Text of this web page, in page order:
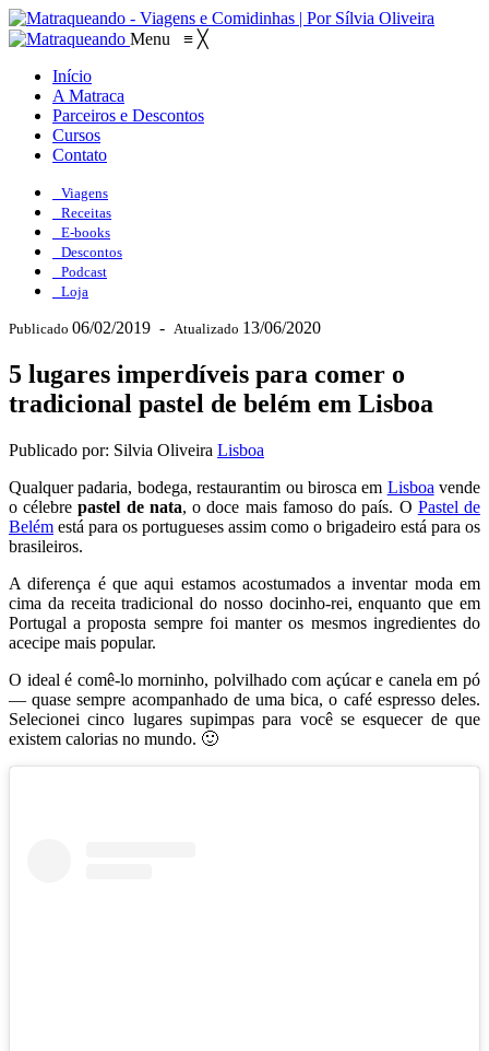
Menu ≡ ╳
Início
A Matraca
Parceiros e Descontos
Cursos
Contato
Viagens
Receitas
E-books
Descontos
Podcast
Loja
Publicado 06/02/2019 - Atualizado 13/06/2020
5 lugares imperdíveis para comer o
tradicional pastel de belém em Lisboa
Publicado por: Silvia Oliveira Lisboa
Qualquer padaria, bodega, restaurantim ou birosca em Lisboa vende
o célebrepastel de nata, o doce mais famoso do país. O Pastel de
Belém está para os portugueses assim como o brigadeiro está para os
brasileiros.
A diferença é que aqui estamos acostumados a inventar moda em
cima da receita tradicional do nosso docinho-rei, enquanto que em
Portugal a proposta sempre foi manter os mesmos ingredientes do
acecipe mais popular.
O ideal é comê-lo morninho, polvilhado com açúcar e canela em pó
— quase sempre acompanhado de uma bica, o café espresso deles.
Selecionei cinco lugares supimpas para você se esquecer de que
existem calorias no mundo. 🙂